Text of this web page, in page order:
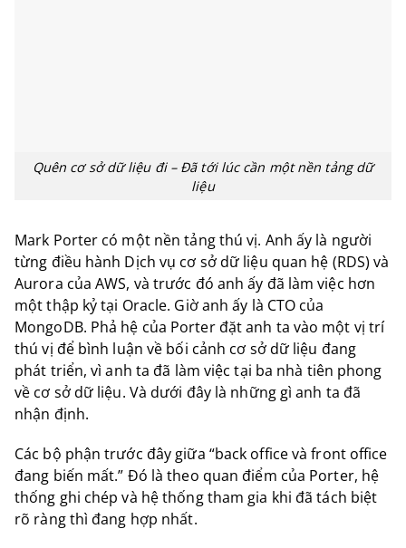
Quên cơ sở dữ liệu đi – Đã tới lúc cần một nền tảng dữ
liệu
Mark Porter có một nền tảng thú vị. Anh ấy là người
từng điều hành Dịch vụ cơ sở dữ liệu quan hệ (RDS) và
Aurora của AWS, và trước đó anh ấy đã làm việc hơn
một thập kỷ tại Oracle. Giờ anh ấy là CTO của
MongoDB. Phả hệ của Porter đặt anh ta vào một vị trí
thú vị để bình luận về bối cảnh cơ sở dữ liệu đang
phát triển, vì anh ta đã làm việc tại ba nhà tiên phong
về cơ sở dữ liệu. Và dưới đây là những gì anh ta đã
nhận định.
Các bộ phận trước đây giữa “back office và front office
đang biến mất.” Đó là theo quan điểm của Porter, hệ
thống ghi chép và hệ thống tham gia khi đã tách biệt
rõ ràng thì đang hợp nhất.